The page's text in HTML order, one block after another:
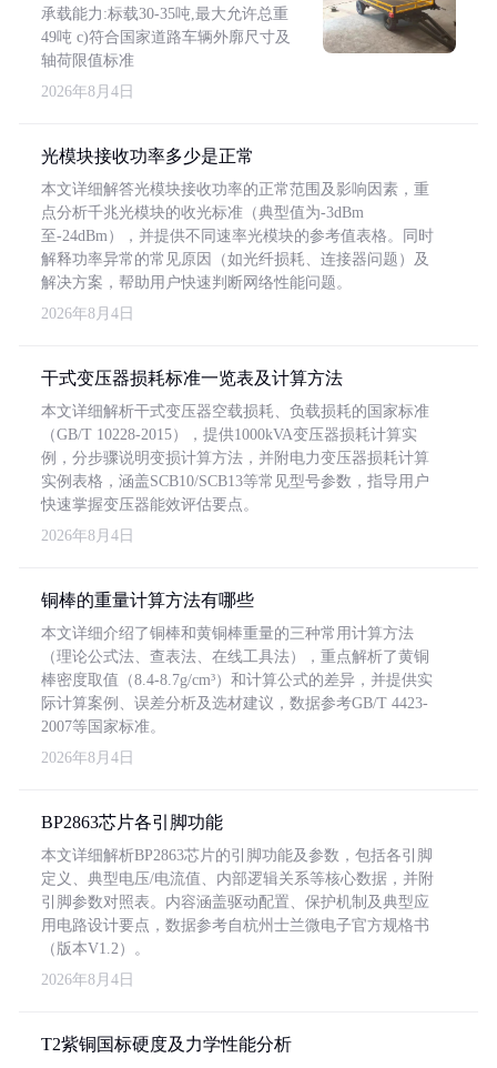
承载能力:标载30-35吨,最大允许总重
49吨 c)符合国家道路车辆外廓尺寸及
轴荷限值标准
2026年8月4日
光模块接收功率多少是正常
本文详细解答光模块接收功率的正常范围及影响因素，重
点分析千兆光模块的收光标准（典型值为-3dBm
至-24dBm），并提供不同速率光模块的参考值表格。同时
解释功率异常的常见原因（如光纤损耗、连接器问题）及
解决方案，帮助用户快速判断网络性能问题。
2026年8月4日
干式变压器损耗标准一览表及计算方法
本文详细解析干式变压器空载损耗、负载损耗的国家标准
（GB/T 10228-2015），提供1000kVA变压器损耗计算实
例，分步骤说明变损计算方法，并附电力变压器损耗计算
实例表格，涵盖SCB10/SCB13等常见型号参数，指导用户
快速掌握变压器能效评估要点。
2026年8月4日
铜棒的重量计算方法有哪些
本文详细介绍了铜棒和黄铜棒重量的三种常用计算方法
（理论公式法、查表法、在线工具法），重点解析了黄铜
棒密度取值（8.4-8.7g/cm³）和计算公式的差异，并提供实
际计算案例、误差分析及选材建议，数据参考GB/T 4423-
2007等国家标准。
2026年8月4日
BP2863芯片各引脚功能
本文详细解析BP2863芯片的引脚功能及参数，包括各引脚
定义、典型电压/电流值、内部逻辑关系等核心数据，并附
引脚参数对照表。内容涵盖驱动配置、保护机制及典型应
用电路设计要点，数据参考自杭州士兰微电子官方规格书
（版本V1.2）。
2026年8月4日
T2紫铜国标硬度及力学性能分析